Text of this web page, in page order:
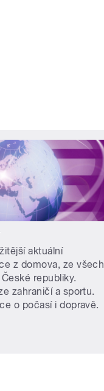
aktuální
z domova, ze všech
republiky.
zahraničí a sportu.
o počasí i dopravě.